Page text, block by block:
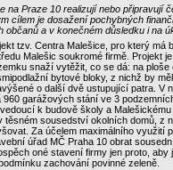
na Praze 10 realizují nebo připravují
cílem je dosažení pochybných
občanů a v konečném důsledku i na
tzv. Centra Malešice, pro který má
Malešic soukromé firmě. Projekt
snaží vytěžit, co se dá: na ploše
bytové bloky, z nichž by
o další dvě ustupující patra. V
960 garážových stání ve 3
k budově školy a
těsném sousedství okolních domů, z
Za účelem maximálního využití
úřad MČ Praha 10 obrat
oné stavení firmy jen proto, aby
zachování povinné zeleně.